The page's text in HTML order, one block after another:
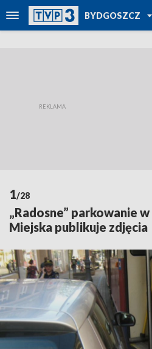
BYDGOSZCZ
TVP REGIONY
1/28
„Radosne” parkowanie
Miejska publikuje zdjęcia